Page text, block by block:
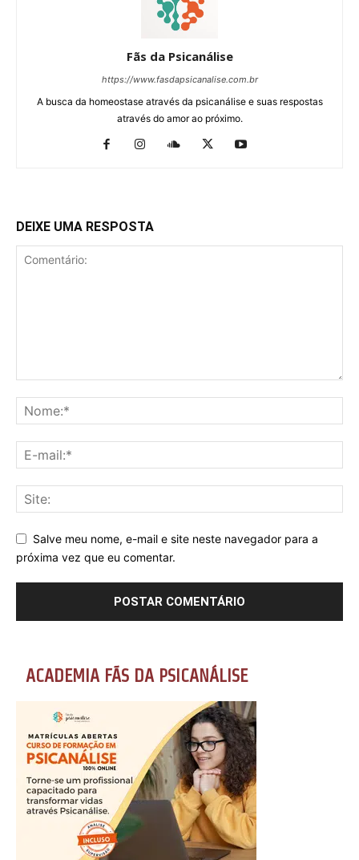
Fãs da Psicanálise
https://www.fasdapsicanalise.com.br
A busca da homeostase através da psicanálise e suas respostas
através do amor ao próximo.
DEIXE UMA RESPOSTA
Salve meu nome, e-mail e site neste navegador para a
próxima vez que eu comentar.
ACADEMIA FÃS DA PSICANÁLISE